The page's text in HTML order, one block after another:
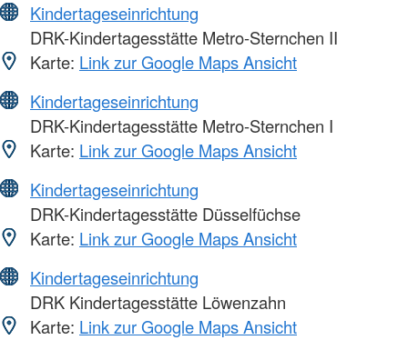
Kindertageseinrichtung
DRK-Kindertagesstätte Metro-Sternchen II
Karte: Link zur Google Maps Ansicht
Kindertageseinrichtung
DRK-Kindertagesstätte Metro-Sternchen I
Karte: Link zur Google Maps Ansicht
Kindertageseinrichtung
DRK-Kindertagesstätte Düsselfüchse
Karte: Link zur Google Maps Ansicht
Kindertageseinrichtung
DRK Kindertagesstätte Löwenzahn
Karte: Link zur Google Maps Ansicht